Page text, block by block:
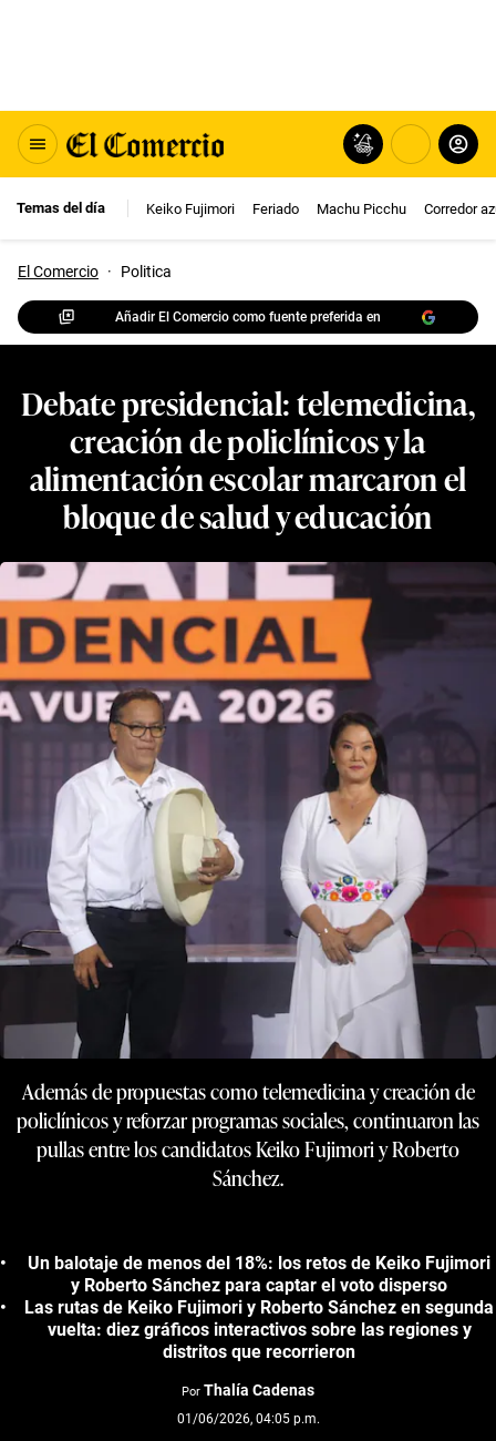
Temas del día Keiko Fujimori Feriado Machu Picchu Corredor
El Comercio · Politica
Añadir El Comercio como fuente preferida en
Debate presidencial: telemedicina,
creación de policlínicos y la
alimentación escolar marcaron el
bloque de salud y educación
Además de propuestas como telemedicina y creación de
policlínicos y reforzar programas sociales, continuaron las
pullas entre los candidatos Keiko Fujimori y Roberto
Sánchez.
Un balotaje de menos del 18%: los retos de Keiko Fujimori
y Roberto Sánchez para captar el voto disperso
Las rutas de Keiko Fujimori y Roberto Sánchez en segunda
vuelta: diez gráficos interactivos sobre las regiones y
distritos que recorrieron
Por Thalía Cadenas
01/06/2026, 04:05 p.m.